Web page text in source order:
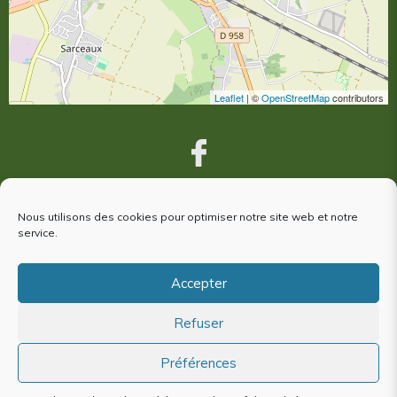
Nous utilisons des cookies pour optimiser notre site web et notre
service.
Accepter
Refuser
Préférences
Leaflet | ©OpenStreetMapcontributors
VOUS ÊTES VENUS À ARGENTAN,
Plan du site
Politique de cookies (EU)